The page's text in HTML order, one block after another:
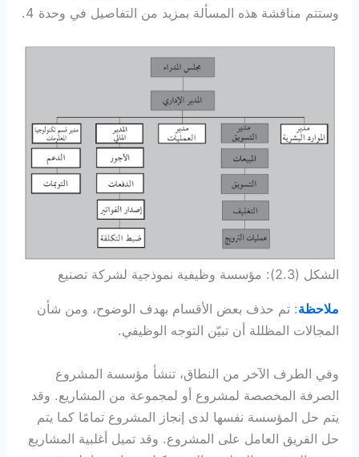
وستتم مناقشة هذه المسألة بمزيد من التفاصيل في وحدة 4.
الشكل (2.3): مؤسسة وظيفية نموذجية لشركة تصنيع
ملاحظة: تم حذف بعض الأقسام بهدف الوضوح، ومن شأن
المجالات المظللة أن تبيّن التوجه الوظيفي.
وفي الطرف الآخر من النطاق، تنشأ مؤسسة المشروع
الصرفة المخصصة لمشروع أو لمجموعة من المشاريع. وقد
يتم حل المؤسسة نفسها لدى إنجاز المشروع تمامًا كما يتم
حل الفريق العامل على المشروع. وقد تميل أغلبية المشاريع